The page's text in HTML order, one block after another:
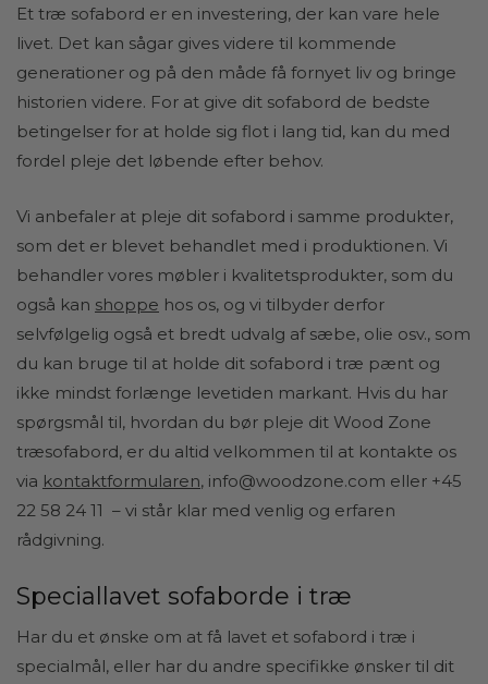
Et træ sofabord er en investering, der kan vare hele
livet. Det kan sågar gives videre til kommende
generationer og på den måde få fornyet liv og bringe
historien videre. For at give dit sofabord de bedste
betingelser for at holde sig flot i lang tid, kan du med
fordel pleje det løbende efter behov.
Vi anbefaler at pleje dit sofabord i samme produkter,
som det er blevet behandlet med i produktionen. Vi
behandler vores møbler i kvalitetsprodukter, som du
også kan shoppe hos os, og vi tilbyder derfor
selvfølgelig også et bredt udvalg af sæbe, olie osv., som
du kan bruge til at holde dit sofabord i træ pænt og
ikke mindst forlænge levetiden markant. Hvis du har
spørgsmål til, hvordan du bør pleje dit Wood Zone
træsofabord, er du altid velkommen til at kontakte os
via kontaktformularen, info@woodzone.com eller +45
22 58 24 11 – vi står klar med venlig og erfaren
rådgivning.
Speciallavet sofaborde i træ
Har du et ønske om at få lavet et sofabord i træ i
specialmål, eller har du andre specifikke ønsker til dit